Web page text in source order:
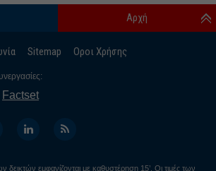
Sitemap Οροι Χρήσης
Αρχή
Factset
δεικτών εμφανίζονται με καθυστέρηση 15’. Οι τιμές των